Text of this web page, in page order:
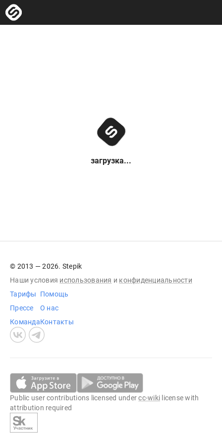
загрузка...
© 2013 — 2026. Stepik
Наши условия использования и конфиденциальности
Тарифы
Прессе
Команда
Помощь
О нас
Контакты
Public user contributions licensed undercc-wiki license with
attribution required